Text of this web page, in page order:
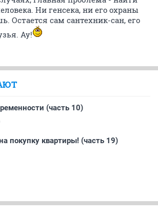
Ни генсека, ни его охраны
Остается сам сантехник-сан, его
Ау!
(часть 10)
покупку квартиры! (часть 19)